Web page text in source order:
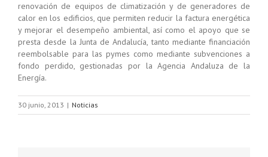
renovación de equipos de climatización y de generadores de
calor en los edificios, que permiten reducir la factura energética
y mejorar el desempeño ambiental, así como el apoyo que se
presta desde la Junta de Andalucía, tanto mediante financiación
reembolsable para las pymes como mediante subvenciones a
fondo perdido, gestionadas por la Agencia Andaluza de la
Energía.
30 junio, 2013 | Noticias